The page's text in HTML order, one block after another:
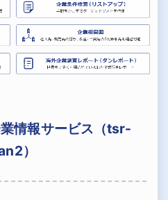
情報サービス（tsr-
）